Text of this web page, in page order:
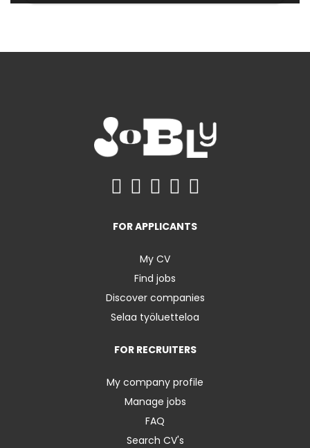
FOR APPLICANTS
My CV
Find jobs
Discover companies
Selaa työluetteloa
FOR RECRUITERS
My company profile
Manage jobs
FAQ
Search CV's